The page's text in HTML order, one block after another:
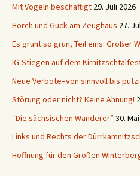
Mit Vögeln beschäftigt 29. Juli 2026
Horch und Guck am Zeughaus 27.
Es grünt so grün, Teil eins: Großer
IG-Stiegen auf dem
Neue Verbote–von sinnvoll bis
Störung oder nicht? Keine Ahnung!
“Die sächsischen Wanderer” 30.
Links und Rechts der
Hoffnung für den Großen